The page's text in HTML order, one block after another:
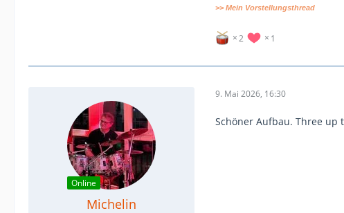
>> Mein Vorstellungsthread
2 1
Online
Michelin
9. Mai 2026, 16:30
Schöner Aufbau. Three up